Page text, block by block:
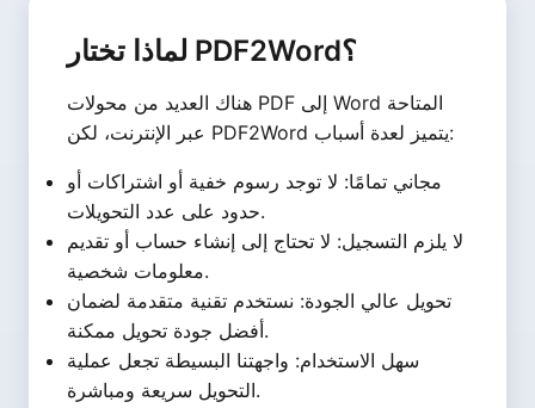
لماذا تختار PDF2Word؟
هناك العديد من محولات PDF إلى Word المتاحة
عبر الإنترنت، لكن PDF2Word يتميز لعدة أسباب:
مجاني تمامًا: لا توجد رسوم خفية أو اشتراكات أو
حدود على عدد التحويلات.
لا يلزم التسجيل: لا تحتاج إلى إنشاء حساب أو تقديم
معلومات شخصية.
تحويل عالي الجودة: نستخدم تقنية متقدمة لضمان
أفضل جودة تحويل ممكنة.
سهل الاستخدام: واجهتنا البسيطة تجعل عملية
التحويل سريعة ومباشرة.